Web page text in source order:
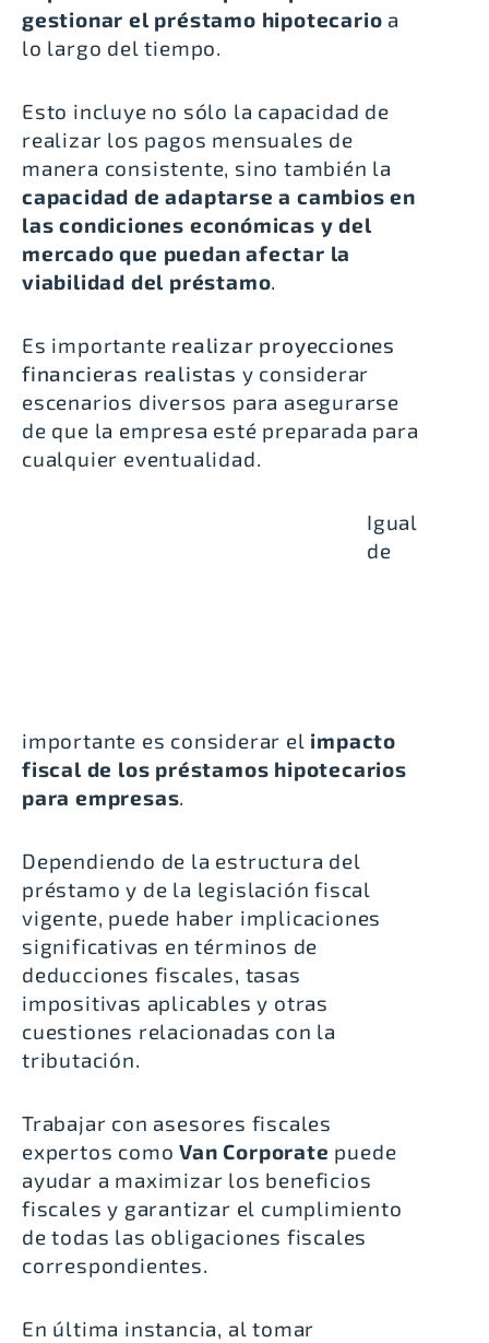
gestionar el préstamo hipotecario a
lo largo del tiempo.
Esto incluye no sólo la capacidad de
realizar los pagos mensuales de
manera consistente, sino también la
capacidad de adaptarse a cambios en
las condiciones económicas y del
mercado que puedan afectar la
viabilidad del préstamo.
Es importante realizar proyecciones
financieras realistas y considerar
escenarios diversos para asegurarse
de que la empresa esté preparada para
cualquier eventualidad.
Igual
de
importante es considerar el impacto
fiscal de los préstamos hipotecarios
para empresas.
Dependiendo de la estructura del
préstamo y de la legislación fiscal
vigente, puede haber implicaciones
significativas en términos de
deducciones fiscales, tasas
impositivas aplicables y otras
cuestiones relacionadas con la
tributación.
Trabajar con asesores fiscales
expertos comoVan Corporate puede
ayudar a maximizar los beneficios
fiscales y garantizar el cumplimiento
de todas las obligaciones fiscales
correspondientes.
En última instancia, al tomar